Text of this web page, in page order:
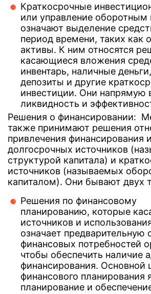
Краткосрочные
или управление оборотным
означают выделение
период времени, таких как
активы. К ним относятся
касающиеся вложения
инвентарь, наличные
депозиты и другие
инвестиции. Они напрямую
ликвидность и
Решения о финансировании:
также принимают решения
привлечения финансирования
долгосрочных источников
структурой капитала) и
источников (называемых
капиталом). Они бывают двух
Решения по финансовому
планированию, которые
источников и
означает предварительную
финансовых потребностей
чтобы обеспечить наличие
финансирования. Основной
финансового планирования
планирование и